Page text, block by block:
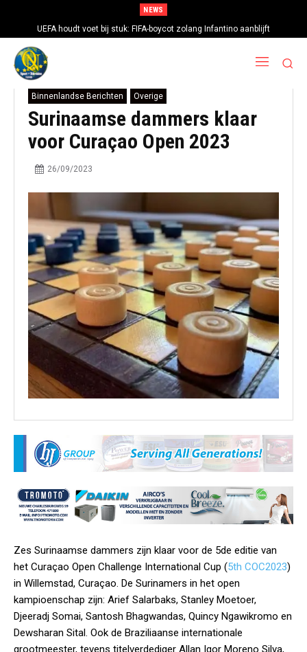
NEWS
UEFA houdt voet bij stuk: FIFA-boycot zolang Infantino aanblijft
Binnenlandse Berichten Overige
Surinaamse dammers klaar
voor Curaçao Open 2023
26/09/2023
Zes Surinaamse dammers zijn klaar voor de 5de editie van
het Curaçao Open Challenge International Cup (5th COC2023)
in Willemstad, Curaçao. De Surinamers in het open
kampioenschap zijn: Arief Salarbaks, Stanley Moetoer,
Djeeradj Somai, Santosh Bhagwandas, Quincy Ngawikromo en
Dewsharan Sital. Ook de Braziliaanse internationale
grootmeester, tevens titelverdediger Allan Igor Moreno Silva,